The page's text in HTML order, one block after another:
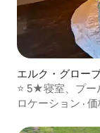
エルク・グロー
⭐️ 5★寝室、プー
ズベッド2台
ロケーション · 価